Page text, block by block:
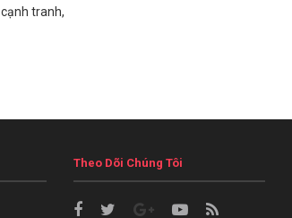
cạnh tranh,
Theo Dõi Chúng Tôi